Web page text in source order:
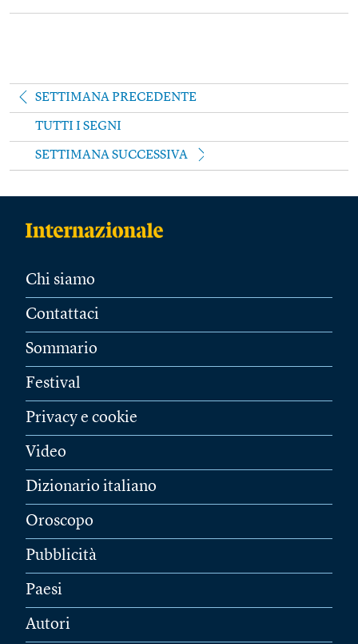
SETTIMANA PRECEDENTE
TUTTI I SEGNI
SETTIMANA SUCCESSIVA
Chi siamo
Contattaci
Sommario
Festival
Privacy e cookie
Video
Dizionario italiano
Oroscopo
Pubblicità
Paesi
Autori